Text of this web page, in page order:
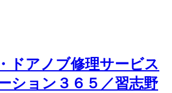
ドアノブ修理サービス
ション３６５／習志野